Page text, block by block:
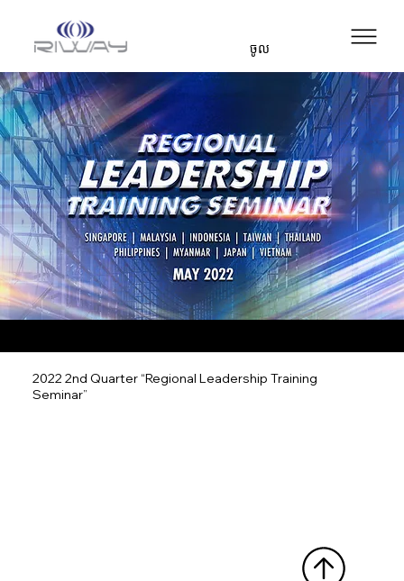
ចូល
2022 2nd Quarter “Regional Leadership Training
Seminar”